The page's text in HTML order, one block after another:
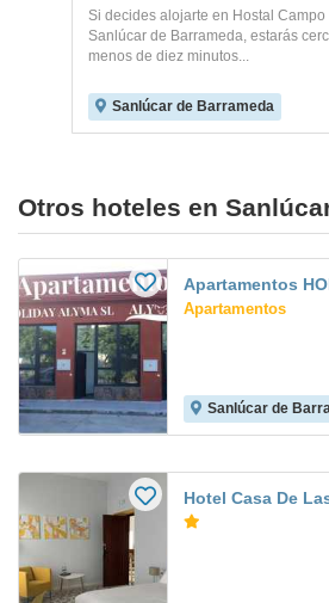
Si decides alojarte en Hostal Campo
Sanlúcar de Barrameda, estarás
menos de diez minutos...
Sanlúcar de Barrameda
Otros hoteles en
Apartamentos
Apartamentos
Sanlúcar de
Hotel Casa De